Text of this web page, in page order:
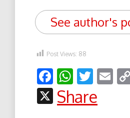
See author's
Post Views: 88
Facebook
X
Share